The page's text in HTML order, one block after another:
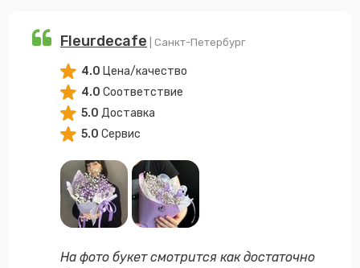
Fleurdecafe | Санкт-Петербург
4.0 Цена/качество
4.0 Соответствие
5.0 Доставка
5.0 Сервис
На фото букет смотрится как достаточно